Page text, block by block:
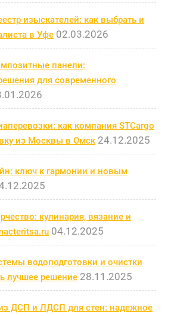
изыскателей: как выбрать и
в Уфе 02.03.2026
панели:
для современного
как компания STCargo
из Москвы в Омск 24.12.2025
ключ к гармонии и новым
кулинария, вязание и
04.12.2025
водоподготовки и очистки
лучшее решение 28.11.2025
ДСП и ЛДСП для стен: надежное